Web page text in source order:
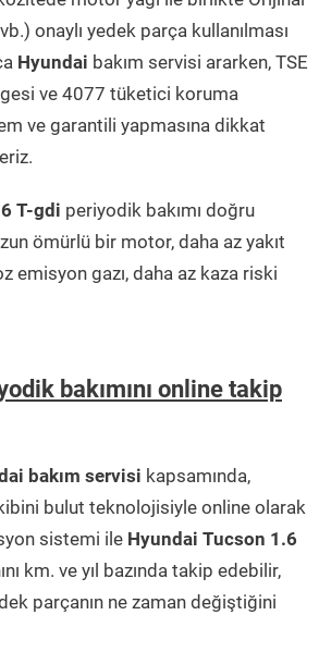
onaylı yedek parça kullanılması
Hyundai bakım servisi ararken, TSE
ve 4077 tüketici koruma
ve garantili yapmasına dikkat
T-gdi periyodik bakımı doğru
ömürlü bir motor, daha az yakıt
emisyon gazı, daha az kaza riski
bakımını online takip
bakım servisi kapsamında,
bulut teknolojisiyle online olarak
sistemi ile Hyundai Tucson 1.6
km. ve yıl bazında takip edebilir,
parçanın ne zaman değiştiğini